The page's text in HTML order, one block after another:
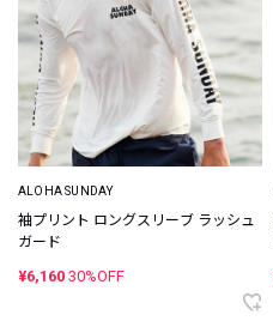
ALOHA SUNDAY
袖プリント ロングスリーブ ラッシュ
ガード
¥6,160 30%OFF